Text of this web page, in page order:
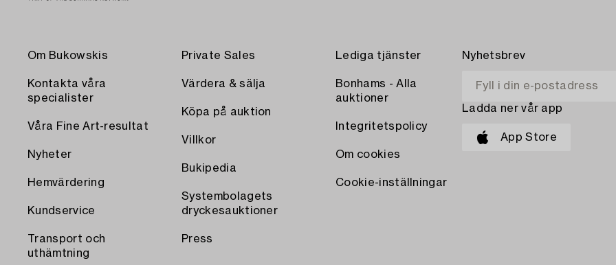
Om Bukowskis
Kontakta våra
specialister
Våra Fine Art-resultat
Nyheter
Hemvärdering
Kundservice
Transport och
uthämtning
Private Sales
Värdera & sälja
Köpa på auktion
Villkor
Bukipedia
Systembolagets
dryckesauktioner
Press
Lediga tjänster
Bonhams - Alla
auktioner
Integritetspolicy
Om cookies
Cookie-inställningar
Nyhetsbrev
Ladda ner vår app
App Store